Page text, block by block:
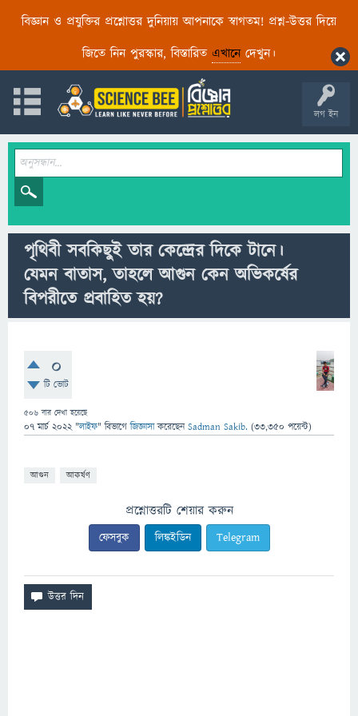
বিজ্ঞান ও প্রযুক্তির প্রশ্নোত্তর দুনিয়ায় আপনাকে স্বাগতম! প্রশ্ন-উত্তর দিয়ে
জিতে নিন পুরস্কার, বিস্তারিত এখানেদেখুন।
লগ ইন
পৃথিবী সবকিছুই তার কেন্দ্রের দিকে টানে।
যেমন বাতাস, তাহলে আগুন কেন অভিকর্ষের
বিপরীতে প্রবাহিত হয়?
0
টি ভোট
506 বার দেখা হয়েছে
07 মার্চ 2022 "লাইফ" বিভাগে জিজ্ঞাসাকরেছেনSadman Sakib. (33,350 পয়েন্ট)
আগুন আকর্ষণ
প্রশ্নোত্তরটি শেয়ার করুন
ফেসবুক লিঙ্কইডিন Telegram